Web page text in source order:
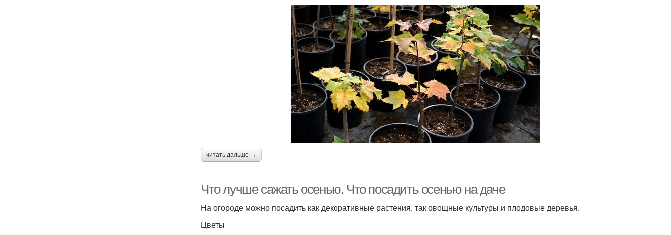
читать дальше →
Что лучше сажать осенью. Что посадить осенью на даче
На огороде можно посадить как декоративные растения, так овощные культуры и плодовые деревья.
Цветы